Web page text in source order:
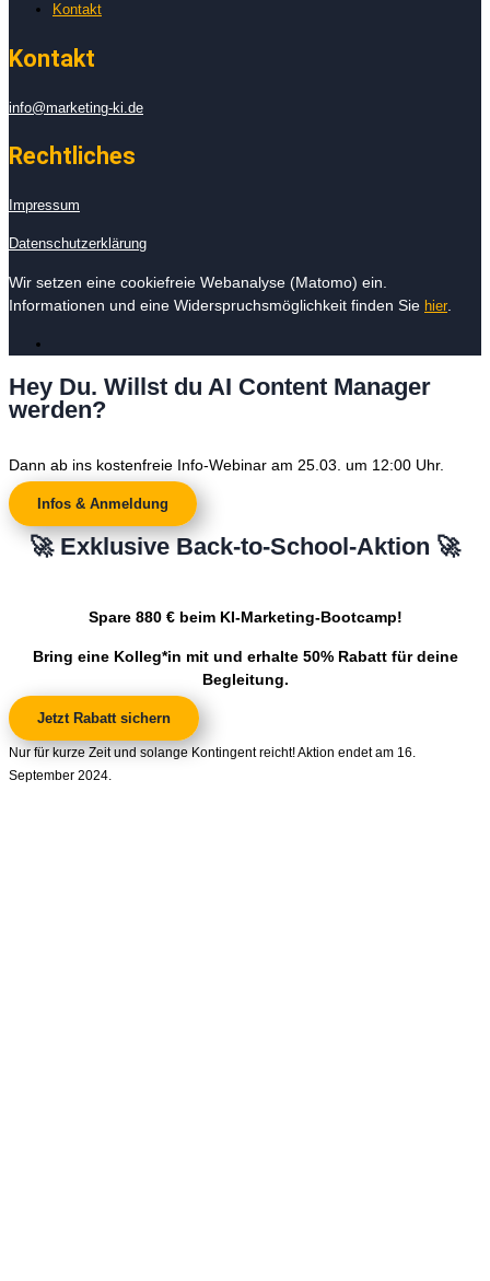
Kontakt
Kontakt
info@marketing-ki.de
Rechtliches
Impressum
Datenschutzerklärung
Wir setzen eine cookiefreie Webanalyse (Matomo) ein.
Informationen und eine Widerspruchsmöglichkeit finden Sie hier
Hey Du. Willst du AI Content Manager
werden?
Dann ab ins kostenfreie Info-Webinar am 25.03. um 12:00 Uhr.
Infos & Anmeldung
🚀 Exklusive Back-to-School-Aktion 🚀
Spare 880 € beim KI-Marketing-Bootcamp!
Bring eine Kolleg*in mit und erhalte 50% Rabatt für deine
Begleitung.
Jetzt Rabatt sichern
Nur für kurze Zeit und solange Kontingent reicht! Aktion endet am 16.
September 2024.